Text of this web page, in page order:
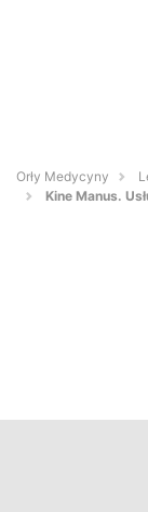
Orły Medycyny
Kine Manus.